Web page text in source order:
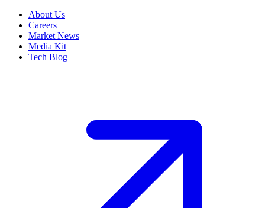
About Us
Careers
Market News
Media Kit
Tech Blog